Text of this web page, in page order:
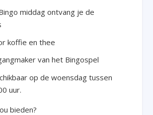
middag ontvang je de
koffie en thee
van het Bingospel
op de woensdag tussen
uur.
bieden?